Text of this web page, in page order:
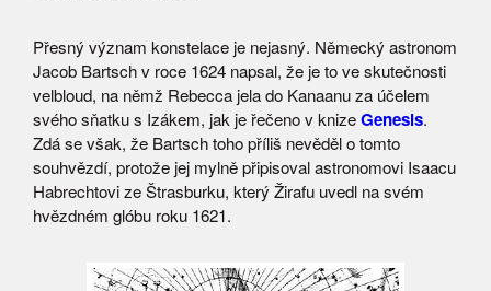
Přesný význam konstelace je nejasný. Německý astronom
Jacob Bartsch v roce 1624 napsal, že je to ve skutečnosti
velbloud, na němž Rebecca jela do Kanaanu za účelem
svého sňatku s Izákem, jak je řečeno v knizeGenesis.
Zdá se však, že Bartsch toho příliš nevěděl o tomto
souhvězdí, protože jej mylně připisoval astronomovi Isaacu
Habrechtovi ze Štrasburku, který Žirafu uvedl na svém
hvězdném glóbu roku 1621.